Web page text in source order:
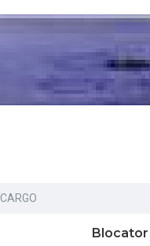
CARGO
Blocator